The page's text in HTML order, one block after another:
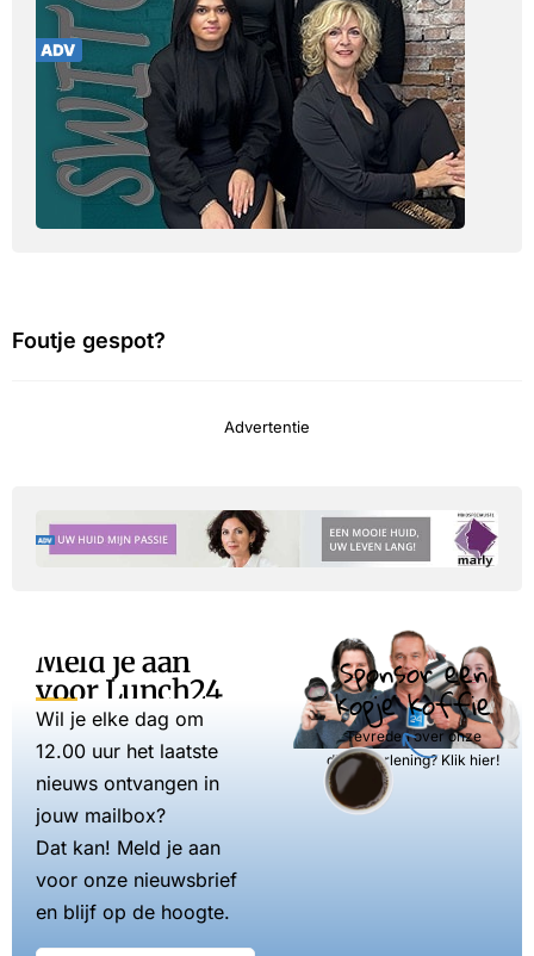
Foutje gespot?
Advertentie
Meld je aan
voor Lunch24
Wil je elke dag om
12.00 uur het laatste
nieuws ontvangen in
jouw mailbox?
Dat kan! Meld je aan
voor onze nieuwsbrief
en blijf op de hoogte.
Sponsor een
kopje koffie
Tevreden over onze
dienstverlening? Klik hier!